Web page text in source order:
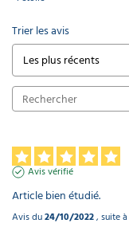
Trier les avis
Avis vérifié
Article bien étudié.
Avis du24/10/2022, suite